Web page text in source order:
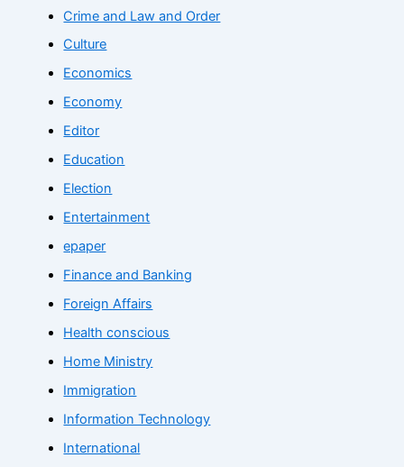
Crime and Law and Order
Culture
Economics
Economy
Editor
Education
Election
Entertainment
epaper
Finance and Banking
Foreign Affairs
Health conscious
Home Ministry
Immigration
Information Technology
International